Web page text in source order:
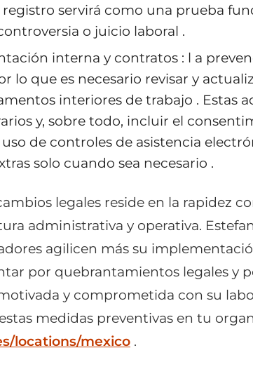
registro servirá como una prueba
o juicio laboral .
interna y contratos : l a
lo que es necesario revisar y
interiores de trabajo . Estas
y, sobre todo, incluir el
de controles de asistencia
solo cuando sea necesario .
legales reside en la rapidez
administrativa y operativa.
agilicen más su
por quebrantamientos legales y
y comprometida con su
medidas preventivas en tu
locations/mexico .